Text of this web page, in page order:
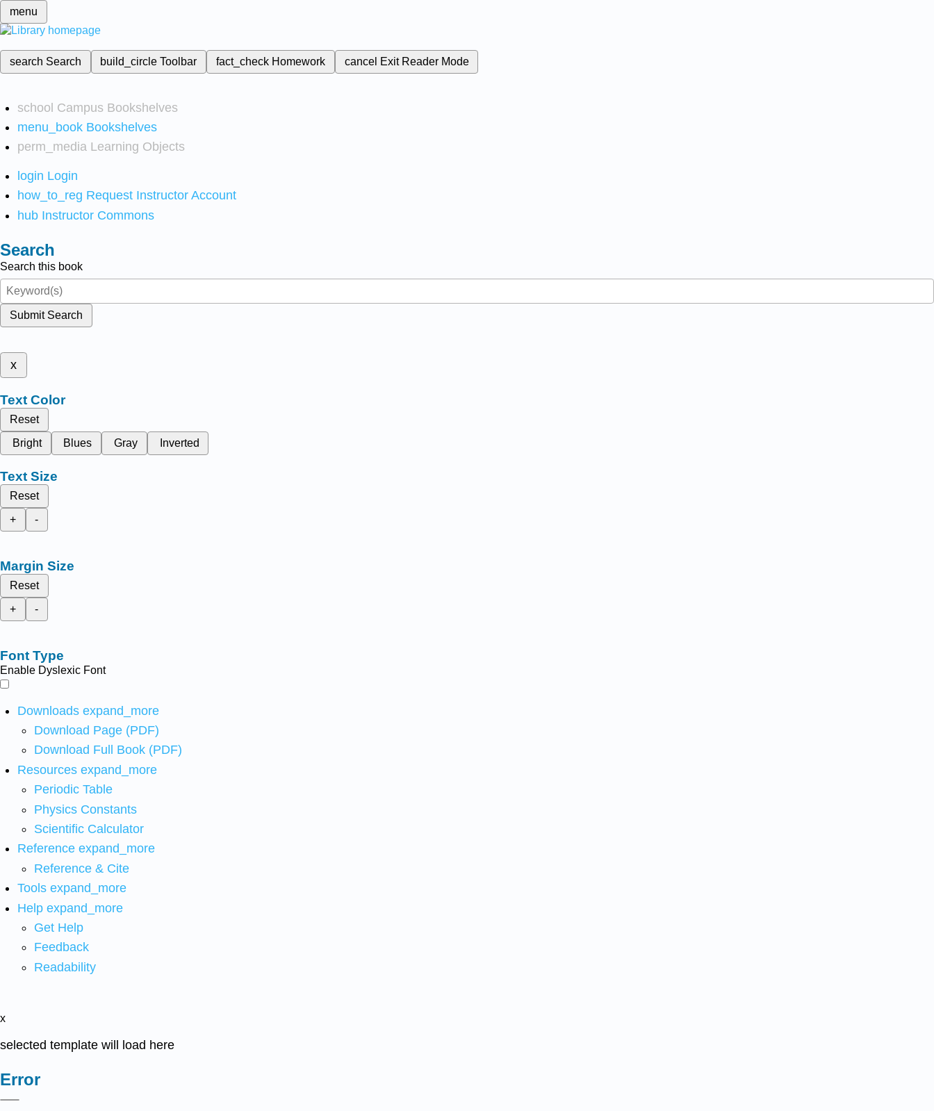
menu
search Search build_circleToolbar fact_check Homework cancel Exit Reader Mode
school Campus Bookshelves
menu_book Bookshelves
perm_media Learning Objects
login Login
how_to_reg Request Instructor Account
hub Instructor Commons
Search
Search this book
Submit Search
x
Text Color
Reset
Bright
Blues Gray Inverted
Text Size
Reset
+
-
Margin Size
Reset
+
-
Font Type
Enable Dyslexic Font
Downloads expand_more
Download Page (PDF)
Download Full Book (PDF)
Resources expand_more
Periodic Table
Physics Constants
Scientific Calculator
Reference expand_more
Reference & Cite
Tools expand_more
Help expand_more
Get Help
Feedback
Readability
x
selected template will load here
Error